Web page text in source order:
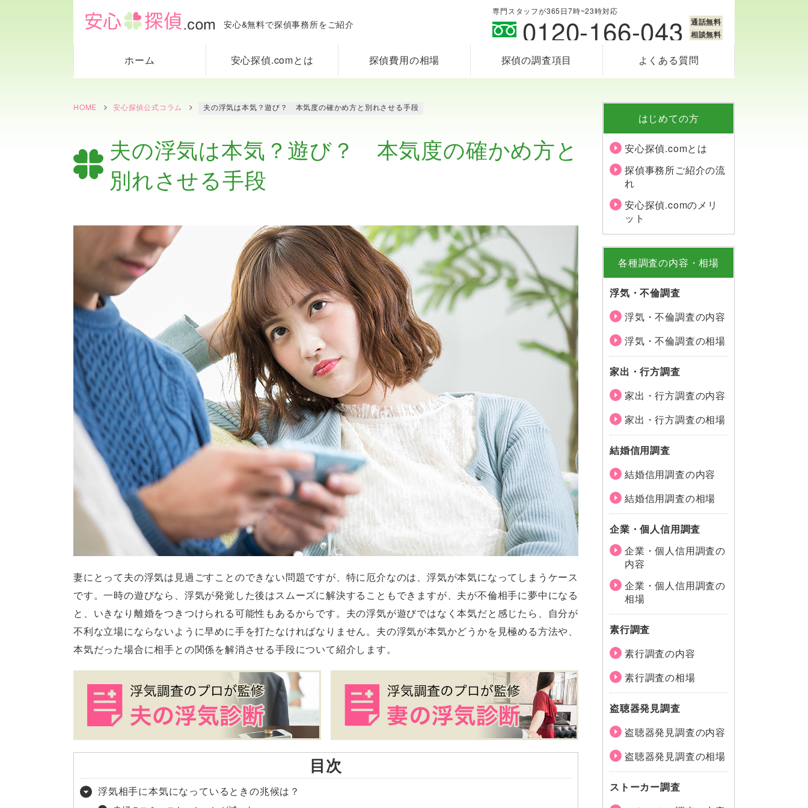
安心&無料で探偵事務所をご紹介
専門スタッフが365日7時~23時対応
0120-166-043
通話無料
相談無料
ホーム 安心探偵.comとは 探偵費用の相場 探偵の調査項目 よくある質問
HOME 安心探偵公式コラム 夫の浮気は本気？遊び？ 本気度の確かめ方と別れさせる手段
夫の浮気は本気？遊び？ 本気度の確かめ方と
別れさせる手段
妻にとって夫の浮気は見過ごすことのできない問題ですが、特に厄介なのは、浮気が本気になってしまうケース
です。一時の遊びなら、浮気が発覚した後はスムーズに解決することもできますが、夫が不倫相手に夢中になる
と、いきなり離婚をつきつけられる可能性もあるからです。夫の浮気が遊びではなく本気だと感じたら、自分が
不利な立場にならないように早めに手を打たなければなりません。夫の浮気が本気かどうかを見極める方法や、
本気だった場合に相手との関係を解消させる手段について紹介します。
目次
浮気相手に本気になっているときの兆候は？
はじめての方
安心探偵.comとは
探偵事務所ご紹介の流
れ
安心探偵.comのメリ
ット
各種調査の内容・相場
浮気・不倫調査
浮気・不倫調査の内容
浮気・不倫調査の相場
家出・行方調査
家出・行方調査の内容
家出・行方調査の相場
結婚信用調査
結婚信用調査の内容
結婚信用調査の相場
企業・個人信用調査
企業・個人信用調査の
内容
企業・個人信用調査の
相場
素行調査
素行調査の内容
素行調査の相場
盗聴器発見調査
盗聴器発見調査の内容
盗聴器発見調査の相場
ストーカー調査